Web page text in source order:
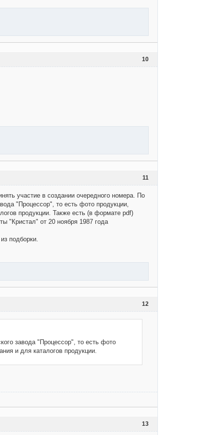
10
11
участие в создании очередного номера. По
"Процессор", то есть фото продукции,
продукции. Также есть (в формате pdf)
"Кристал" от 20 ноября 1987 года
подборки.
12
завода "Процессор", то есть фото
и для каталогов продукции.
13